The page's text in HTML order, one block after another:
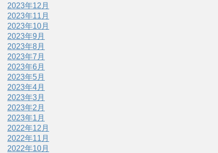
2023年12月
2023年11月
2023年10月
2023年9月
2023年8月
2023年7月
2023年6月
2023年5月
2023年4月
2023年3月
2023年2月
2023年1月
2022年12月
2022年11月
2022年10月